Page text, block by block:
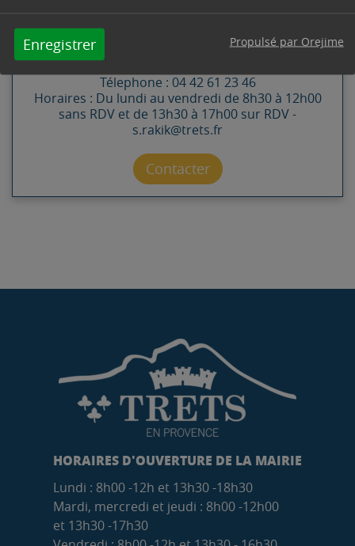
Enregistrer Propulsé par Orejime
DIRECTION PÔLE SOLIDARITÉ
Pôle Solidarité
Télephone : 04 42 61 23 46
Horaires : Du lundi au vendredi de 8h30 à 12h00
sans RDV et de 13h30 à 17h00 sur RDV -
s.rakik@trets.fr
Contacter par mail
Contacter
HORAIRES D'OUVERTURE DE LA MAIRIE
Lundi : 8h00 -12h et 13h30 -18h30
Mardi, mercredi et jeudi : 8h00 -12h00
et 13h30 -17h30